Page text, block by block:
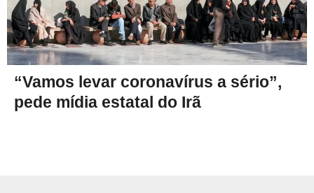
“Vamos levar coronavírus a sério”,
pede mídia estatal do Irã